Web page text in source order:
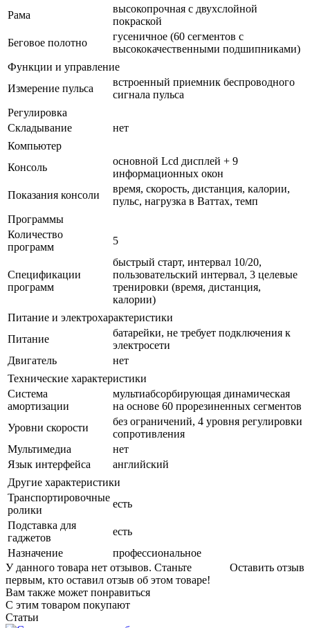
Рама
высокопрочная с двухслойной
покраской
Беговое полотно
гусеничное (60 сегментов с
высококачественными подшипниками)
Функции и управление
Измерение пульса
встроенный приемник беспроводного
сигнала пульса
Регулировка
Складывание
нет
Компьютер
Консоль
основной Lcd дисплей + 9
информационных окон
Показания консоли
время, скорость, дистанция, калории,
пульс, нагрузка в Ваттах, темп
Программы
Количество
программ
5
Спецификации
программ
быстрый старт, интервал 10/20,
пользовательский интервал, 3 целевые
тренировки (время, дистанция,
калории)
Питание и электрохарактеристики
Питание
батарейки, не требует подключения к
электросети
Двигатель
нет
Технические характеристики
Система
амортизации
мультиабсорбирующая динамическая
на основе 60 прорезиненных сегментов
Уровни скорости
без ограничений, 4 уровня регулировки
сопротивления
Мультимедиа
нет
Язык интерфейса
английский
Другие характеристики
Транспортировочные
ролики
есть
Подставка для
гаджетов
есть
Назначение
профессиональное
Оставить отзыв
У данного товара нет отзывов. Станьте
первым, кто оставил отзыв об этом товаре!
Вам также может понравиться
С этим товаром покупают
Статьи